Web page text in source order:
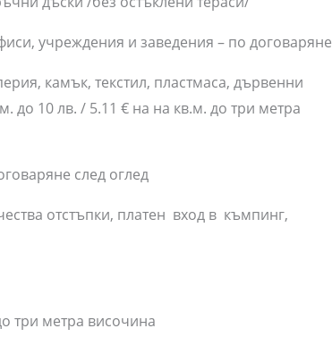
учреждения и заведения – по договаряне
камък, текстил, пластмаса, дървенни
до 10 лв. / 5.11 € на на кв.м. до три метра
след оглед
отстъпки, платен вход в къмпинг,
три метра височина